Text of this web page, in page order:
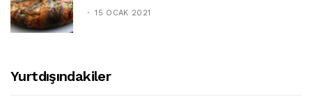
15 OCAK 2021
Yurtdışındakiler